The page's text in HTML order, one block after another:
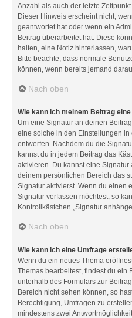
Anzahl als auch der letzte
Dieser Hinweis erscheint nicht,
geantwortet hat oder wenn ein
Beitrag überarbeitet hat. Diese
halten, eine Notiz hinterlassen,
Bitte beachte, dass normale
können, wenn bereits jemand
Nach oben
Wie kann ich meinem Beitrag
Um eine Signatur an deinen
eine solche in den Einstellungen
entwerfen. Nachdem du die
kannst du in jedem Beitrag das
aktivieren. Du kannst eine
deinem persönlichen Bereich das
Signatur aktivierst. Wenn du einen
Signatur verfassen möchtest, so
Kontrollkästchen „Signatur
Nach oben
Wie kann ich eine Umfrage
Wenn du ein neues Thema
Themas bearbeitest, findest du ein
unterhalb des Formulars zur
Bereich nicht sehen können, so
Berechtigung, Umfragen zu
mindestens zwei